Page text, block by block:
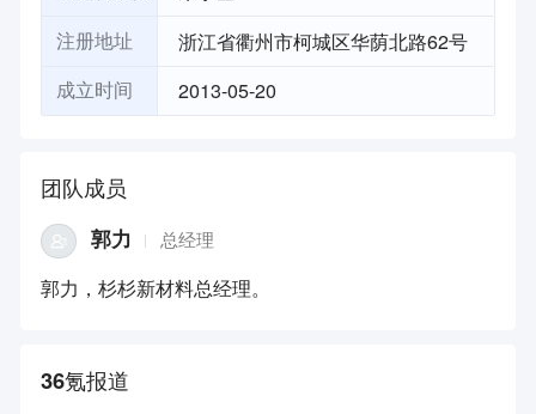
注册地址 浙江省衢州市柯城区华荫北路62号
成立时间 2013-05-20
团队成员
郭力 总经理
郭力，杉杉新材料总经理。
36氪报道